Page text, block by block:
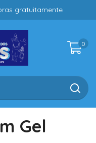
gratuitamente
0
Gel